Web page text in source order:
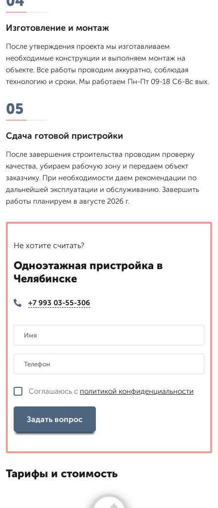
Изготовление и монтаж
После утверждения проекта мы изготавливаем
необходимые конструкции и выполняем монтаж на
объекте. Все работы проводим аккуратно, соблюдая
технологию и сроки. Мы работаем Пн-Пт 09-18 Сб-Вс вых.
05
Сдача готовой пристройки
После завершения строительства проводим проверку
качества, убираем рабочую зону и передаем объект
заказчику. При необходимости даем рекомендации по
дальнейшей эксплуатации и обслуживанию. Завершить
работы планируем в августе 2026 г.
Не хотите считать?
Одноэтажная пристройка в
Челябинске
+7 993 03-55-306
Соглашаюсь с политикой конфиденциальности
Задать вопрос
Тарифы и стоимость